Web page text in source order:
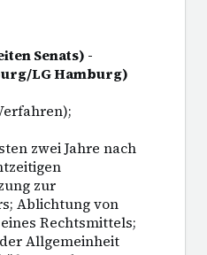
Senats) -
LG Hamburg)
zwei Jahre nach
zur
Ablichtung von
Rechtsmittels;
Allgemeinheit